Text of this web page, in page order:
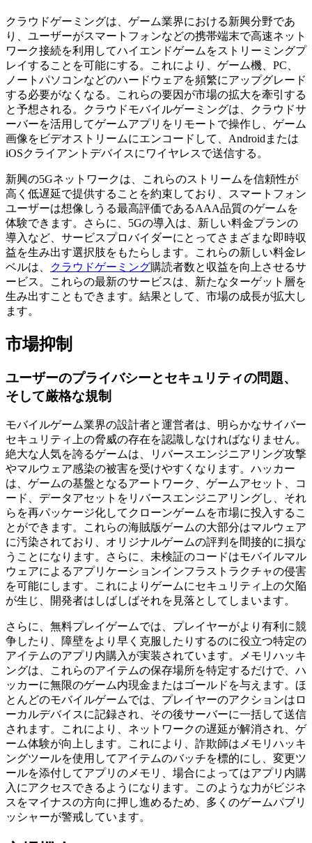
クラウドゲーミングは、ゲーム業界における新興分野であ
り、ユーザーがスマートフォンなどの携帯端末で高速ネット
ワーク接続を利用してハイエンドゲームをストリーミングプ
レイすることを可能にする。これにより、ゲーム機、PC、
ノートパソコンなどのハードウェアを頻繁にアップグレード
する必要がなくなる。これらの要因が市場の拡大を牽引する
と予想される。クラウドモバイルゲーミングは、クラウドサ
ーバーを活用してゲームアプリをリモートで操作し、ゲーム
画像をビデオストリームにエンコードして、Androidまたは
iOSクライアントデバイスにワイヤレスで送信する。
新興の5Gネットワ​​ークは、これらのストリームを信頼性が
高く低遅延で提供することを約束しており、スマートフォン
ユーザーは想像しうる最高評価であるAAA品質のゲームを
体験できます。さらに、5Gの導入は、新しい料金プランの
導入など、サービスプロバイダーにとってさまざまな即時収
益を生み出す選択肢をもたらします。これらの新しい料金レ
ベルは、
クラウドゲーミング購読者数と収益を向上させるサ
ービス。これらの最新のサービスは、新たなターゲット層を
生み出すこともできます。結果として、市場の成長が拡大し
ます。
市場抑制
ユーザーのプライバシーとセキュリティの問題、
そして厳格な規制
モバイルゲーム業界の設計者と運営者は、明らかなサイバー
セキュリティ上の脅威の存在を認識しなければなりません。
絶大な人気を誇るゲームは、リバースエンジニアリング攻撃
やマルウェア感染の被害を受けやすくなります。ハッカー
は、ゲームの基盤となるアートワーク、ゲームアセット、コ
ード、データアセットをリバースエンジニアリングし、それ
らを再パッケージ化してクローンゲームを市場に投入するこ
とができます。これらの海賊版ゲームの大部分はマルウェア
に汚染されており、オリジナルゲームの評判を間接的に損な
うことになります。さらに、未検証のコードはモバイルマル
ウェアによるアプリケーションインフラストラクチャの侵害
を可能にします。これによりゲームにセキュリティ上の欠陥
が生じ、開発者はしばしばそれを見落としてしまいます。
さらに、無料プレイゲームでは、プレイヤーがより有利に競
争したり、障壁をより早く克服したりするのに役立つ特定の
アイテムのアプリ内購入が実装されています。メモリハッキ
ングは、これらのアイテムの保存場所を特定するだけで、ハ
ッカーに無限のゲーム内現金またはゴールドを与えます。ほ
とんどのモバイルゲームでは、プレイヤーのアクションはロ
ーカルデバイスに記録され、その後サーバーに一括して送信
されます。これにより、ネットワークの遅延が解消され、ゲ
ーム体験が向上します。これにより、詐欺師はメモリハッキ
ングツールを使用してアイテムのバッチを標的にし、変更ツ
ールを添付してアプリのメモリ、場合によってはアプリ内購
入にアクセスできるようになります。このような力がビジネ
スをマイナスの方向に押し進めるため、多くのゲームパブリ
ッシャーが警戒しています。